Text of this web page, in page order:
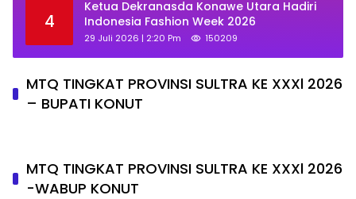
4
Ketua Dekranasda Konawe Utara Hadiri
Indonesia Fashion Week 2026
29 Juli 2026 | 2:20 Pm 150209
MTQ TINGKAT PROVINSI SULTRA KE XXXl 2026
– BUPATI KONUT
MTQ TINGKAT PROVINSI SULTRA KE XXXl 2026
-WABUP KONUT